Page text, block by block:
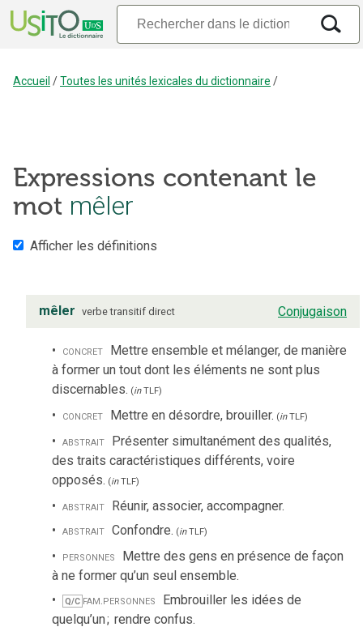
Accueil /Toutes les unités lexicales du dictionnaire /
Expressions contenant le
mot mêler
Afficher les définitions
mêler verbe transitif direct Conjugaison
concret Mettre ensemble et mélanger, de manière
à former un tout dont les éléments ne sont plus
discernables. (inTLF)
concret Mettre en désordre, brouiller. (inTLF)
abstrait Présenter simultanément des qualités,
des traits caractéristiques différents, voire
opposés. (inTLF)
abstrait Réunir, associer, accompagner.
abstrait Confondre. (inTLF)
personnes Mettre des gens en présence de façon
à ne former qu’un seul ensemble.
Q/C fam.personnes Embrouiller les idées de
quelqu’un; rendre confus.